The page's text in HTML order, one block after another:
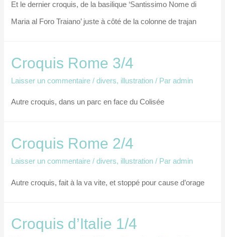
Et le dernier croquis, de la basilique ‘Santissimo Nome di
Maria al Foro Traiano’ juste à côté de la colonne de trajan
Croquis Rome 3/4
Laisser un commentaire /divers, illustration / Paradmin
Autre croquis, dans un parc en face du Colisée
Croquis Rome 2/4
Laisser un commentaire /divers, illustration / Paradmin
Autre croquis, fait à la va vite, et stoppé pour cause d’orage
Croquis d’Italie 1/4